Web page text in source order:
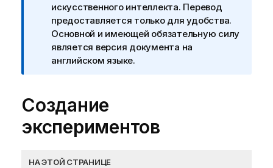
искусственного интеллекта. Перевод
предоставляется только для удобства.
Основной и имеющей обязательную силу
является версия документа на
английском языке.
Создание
экспериментов
НА ЭТОЙ СТРАНИЦЕ